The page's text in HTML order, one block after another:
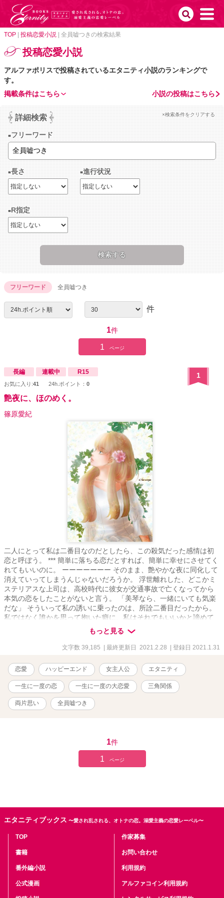
TOP 投稿恋愛小説 全員嘘つきの検索結果
投稿恋愛小説
アルファポリスで投稿されているエタニティ小説のランキングで
す。
小説の投稿はこちら
掲載条件はこちら
詳細検索 ×検索条件をクリアする
フリーワード
長さ 進行状況
R指定
フリーワード 全員嘘つき
件
1件
1 ページ
長編 連載中 R15
お気に入り:41 24h.ポイント： 0
1
艶夜に、ほのめく。
篠原愛紀
二人にとって私は二番目なのだとしたら、この殺気だった感情は初
恋と呼ぼう。 *** 簡単に落ちる恋だとすれば、簡単に幸せにさせてく
れてもいいのに。 ーーーーーーー そのまま、艶やかな夜に同化して
消えていってしまうんじゃないだろうか。 浮世離れした、どこかミ
ステリアスな上司は、高校時代に彼女が交通事故で亡くなってから
本気の恋をしたことがないと言う。 「美琴なら、一緒にいても気楽
だな」 そういって私の誘いに乗ったのは、所詮二番目だったから。
私ではなく誰かを思って抱いた癖に、私はそれでもいいかと諦めて
いた。 「そーゆうの、止めといたら？」 彼の弟が私のやさぐれた気
持ちを、ゆっくりと癒していく。 噛みつくようなキスが愛しい。 本
当の自分を全て見せた、あの艶やかな夜の香り。 でも次の日に、彼
ってからだ。 ーーーーーー 上司兼婚約者 賢木 泉（さかき いず
み）２９歳 × 巫 美琴（かんなぎ みこと）２６歳 × 泉の弟 賢木
遊馬（さかき あすま）２５歳 ーーーーーーー 表紙はフリイラお借
りしています。
もっと見る
文字数 39,185 | 最終更新日 2021.2.28 | 登録日 2021.1.31
恋愛 ハッピーエンド 女主人公 エタニティ
一生に一度の恋 一生に一度の大恋愛 三角関係
両片思い 全員嘘つき
1件
1 ページ
エタニティブックス 〜愛され乱される、オトナの恋。溺愛主義の恋愛レーベル〜
TOP
書籍
番外編小説
公式漫画
作家募集
お問い合わせ
利用規約
アルファコイン利用規約